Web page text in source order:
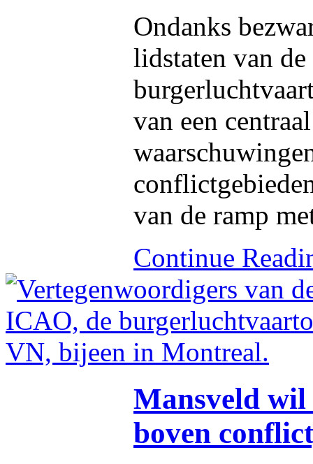
Ondanks
lidstaten van
van een
van de ramp
Continue
Mansveld
boven